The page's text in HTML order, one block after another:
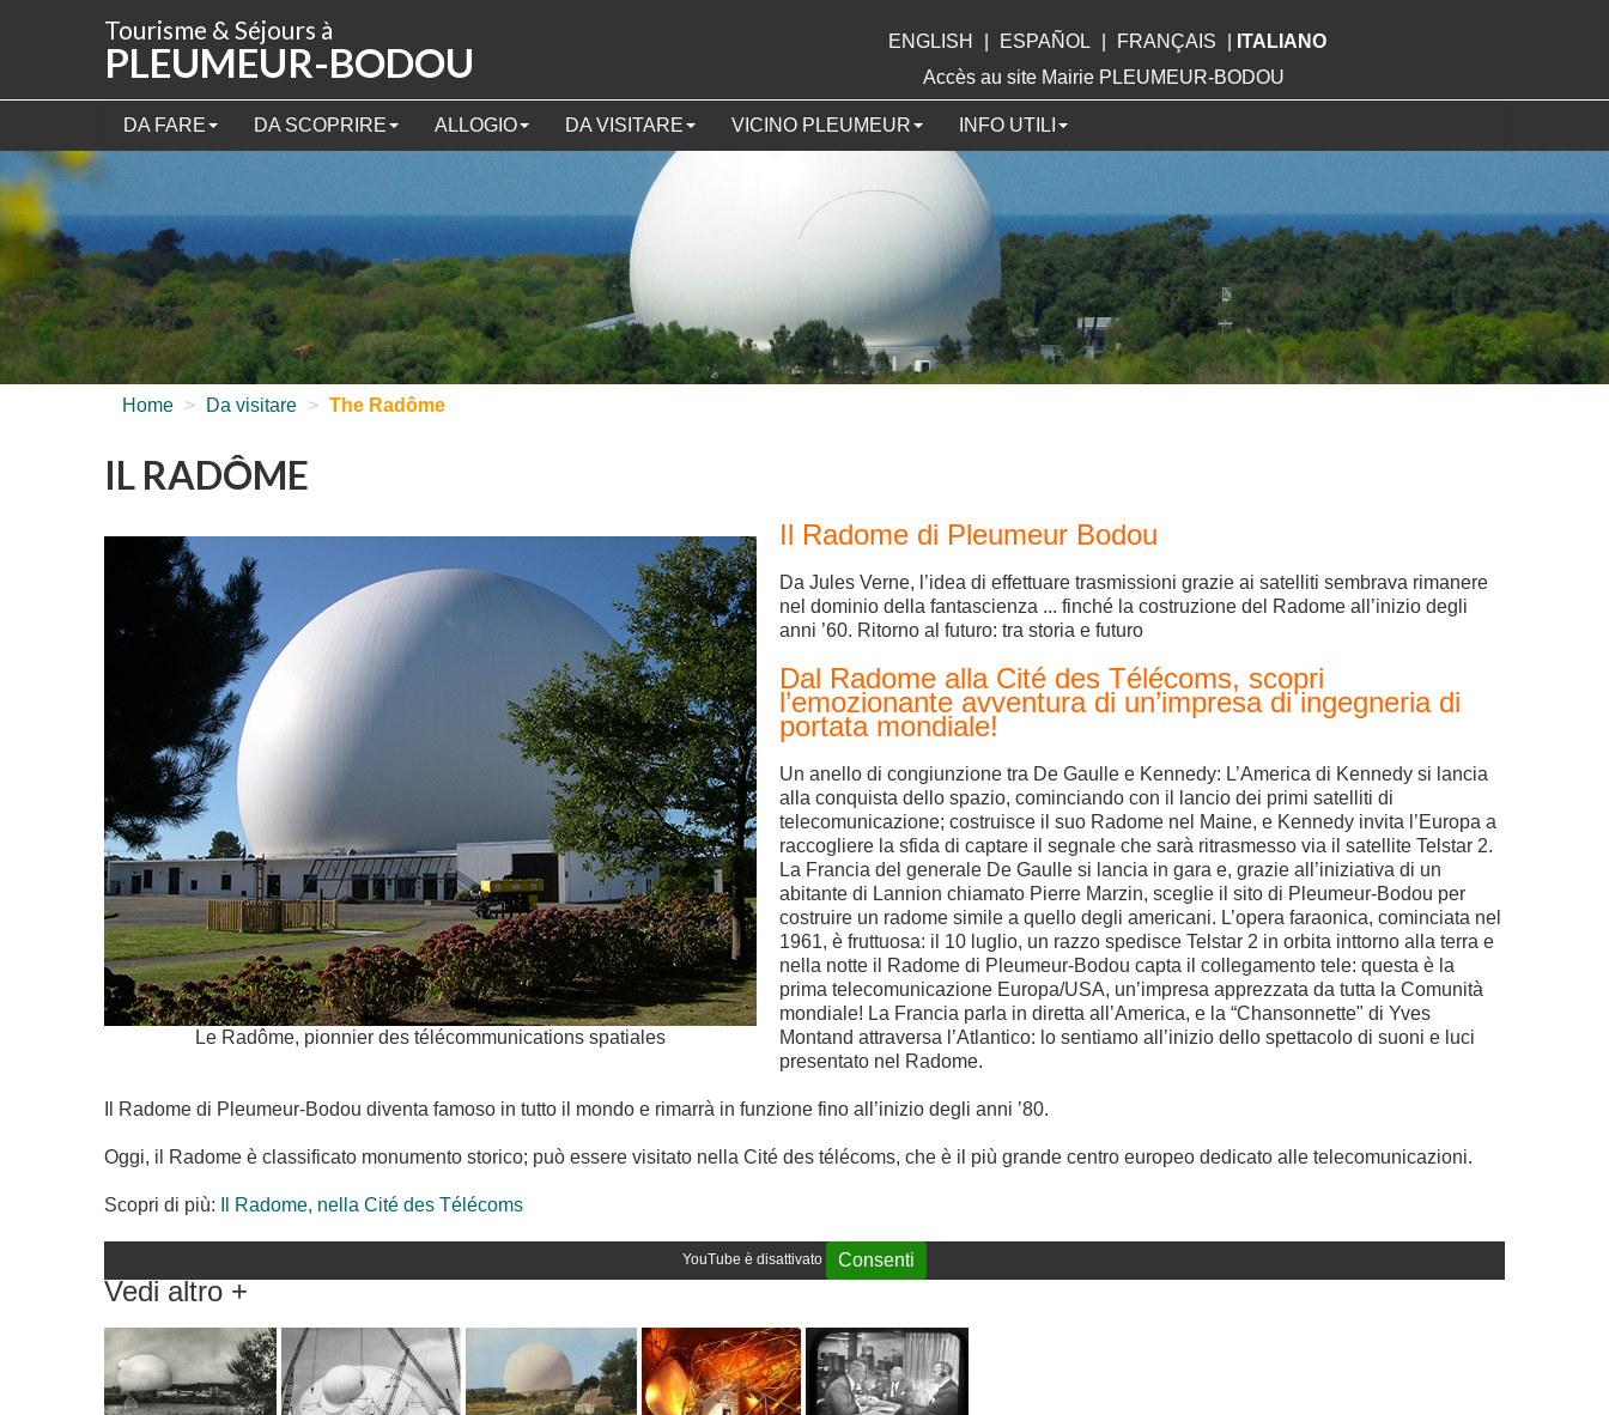
Tourisme & Séjours à
PLEUMEUR-BODOU ENGLISH ESPAÑOL FRANÇAIS
ITALIANO
Accès au site Mairie PLEUMEUR-BODOU
DA FARE DA SCOPRIRE ALLOGIO DA VISITARE VICINO PLEUMEUR INFO UTILI
Home > Da visitare > The Radôme
IL RADÔME
Le Radôme, pionnier des télécommunications spatiales
Il Radome di Pleumeur Bodou
Da Jules Verne, l’idea di effettuare trasmissioni grazie ai satelliti sembrava rimanere
nel dominio della fantascienza ... finché la costruzione del Radome all’inizio degli
anni ’60. Ritorno al futuro: tra storia e futuro
Dal Radome alla Cité des Télécoms, scopri
l’emozionante avventura di un’impresa di ingegneria di
portata mondiale!
Un anello di congiunzione tra De Gaulle e Kennedy: L’America di Kennedy si lancia
alla conquista dello spazio, cominciando con il lancio dei primi satelliti di
telecomunicazione; costruisce il suo Radome nel Maine, e Kennedy invita l’Europa a
raccogliere la sfida di captare il segnale che sarà ritrasmesso via il satellite Telstar 2.
La Francia del generale De Gaulle si lancia in gara e, grazie all’iniziativa di un
abitante di Lannion chiamato Pierre Marzin, sceglie il sito di Pleumeur-Bodou per
costruire un radome simile a quello degli americani. L’opera faraonica, cominciata nel
1961, è fruttuosa: il 10 luglio, un razzo spedisce Telstar 2 in orbita inttorno alla terra e
nella notte il Radome di Pleumeur-Bodou capta il collegamento tele: questa è la
prima telecomunicazione Europa/USA, un’impresa apprezzata da tutta la Comunità
mondiale! La Francia parla in diretta all’America, e la “Chansonnette" di Yves
Montand attraversa l’Atlantico: lo sentiamo all’inizio dello spettacolo di suoni e luci
presentato nel Radome.
Il Radome di Pleumeur-Bodou diventa famoso in tutto il mondo e rimarrà in funzione fino all’inizio degli anni ’80.
Oggi, il Radome è classificato monumento storico; può essere visitato nella Cité des télécoms, che è il più grande centro europeo dedicato alle telecomunicazioni.
Scopri di più: Il Radome, nella Cité des Télécoms
YouTube è disattivato Consenti
Vedi altro +